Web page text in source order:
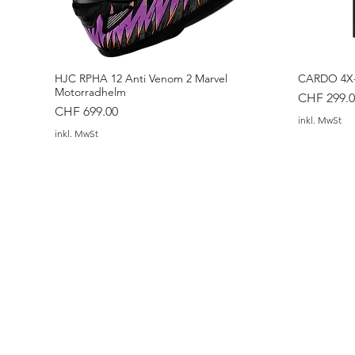
HJC RPHA 12 Anti Venom 2 Marvel
Motorradhelm
Preis
CHF 699.00
inkl. MwSt
CARDO
Preis
CHF
inkl. MwSt